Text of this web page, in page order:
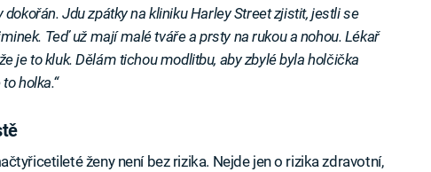
Jdu zpátky na kliniku Harley Street zjistit, jestli se
Teď už mají malé tváře a prsty na rukou a nohou. Lékař
je to kluk. Dělám tichou modlitbu, aby zbylé byla holčička
holka.“
ženy není bez rizika. Nejde jen o rizika zdravotní,